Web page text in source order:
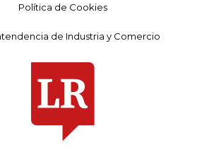
Política de Cookies
de Industria y Comercio